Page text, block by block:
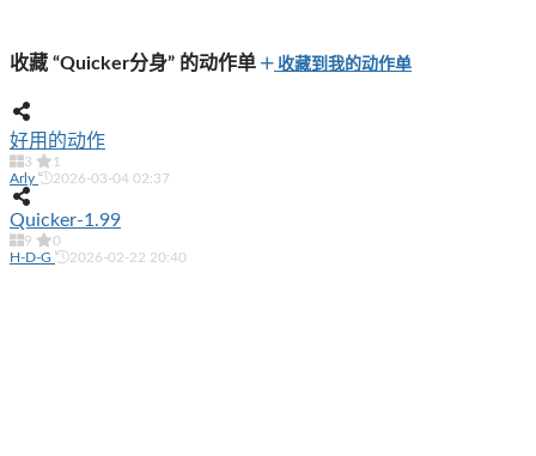
收藏 “Quicker分身” 的动作单 收藏到我的动作单
好用的动作
3
1
Arly
2026-03-04 02:37
Quicker-1.99
9
0
H-D-G
2026-02-22 20:40